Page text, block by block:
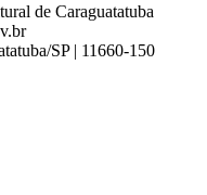
de Caraguatatuba
SP | 11660-150